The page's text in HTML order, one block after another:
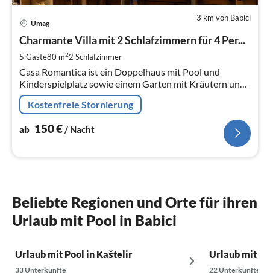
3 km von Babici
Umag
Charmante Villa mit 2 Schlafzimmern für 4 Per...
5 Gäste80 m22 Schlafzimmer
Casa Romantica ist ein Doppelhaus mit Pool und
Kinderspielplatz sowie einem Garten mit Kräutern und
Saisongemüse, den die Gäste nutzen können.
Kostenfreie Stornierung
ab 150€ / Nacht
Beliebte Regionen und Orte für ihren
Urlaub mit Pool in Babici
Urlaub mit Pool in Kaštelir
33 Unterkünfte
Urlaub mit
22 Unterkünfte